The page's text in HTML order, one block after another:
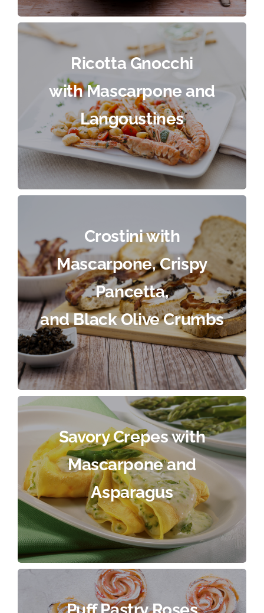
Ricotta Gnocchi
with Mascarpone and
Langoustines
Crostini with
Mascarpone, Crispy
Pancetta,
and Black Olive Crumbs
Savory Crepes with
Mascarpone and
Asparagus